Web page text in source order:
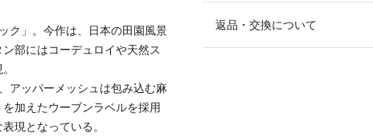
返品・交換について
ク」。今作は、日本の田園風景
部にはコーデュロイや天然ス
アッパーメッシュは包み込む麻
加えたウーブンラベルを採用
現となっている。